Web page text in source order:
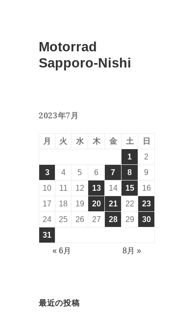
Motorrad
Sapporo-Nishi
2023年7月
月 火 水 木 金 土
日
1
2
3
4 5 6 7 8
9
10
11 12 13 14 15
16
17
18 19 20 21 22
23
24
25 26 27 28 29
30
31
« 6月
8月 »
最近の投稿